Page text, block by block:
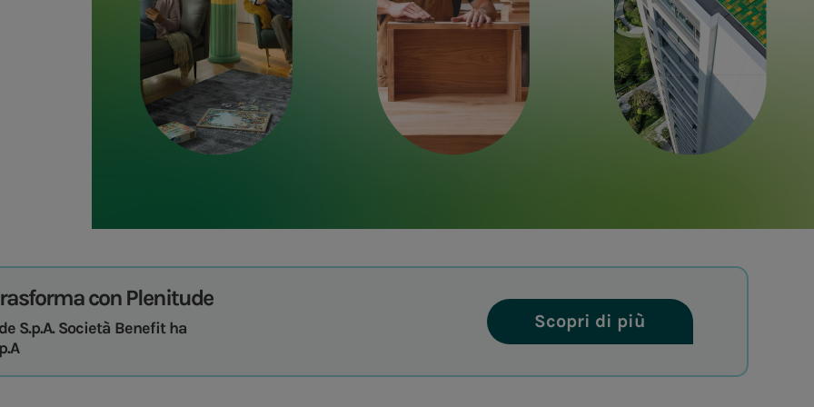
con Plenitude
S.p.A. Società Benefit ha
Scopri di più